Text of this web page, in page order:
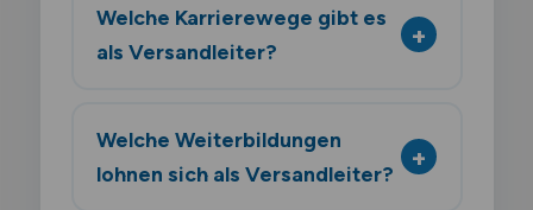
Welche Karrierewege gibt es
als Versandleiter?
Welche Weiterbildungen
lohnen sich als Versandleiter?